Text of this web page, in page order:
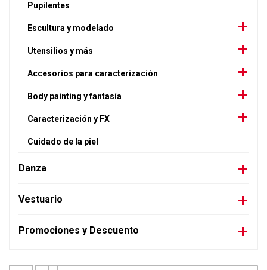
Pupilentes
Escultura y modelado
Utensilios y más
Accesorios para caracterización
Body painting y fantasía
Caracterización y FX
Cuidado de la piel
Danza
Vestuario
Promociones y Descuento